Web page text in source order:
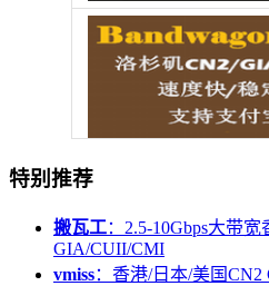
特别推荐
搬瓦工：2.5-10Gbps大带
GIA/CUII/CMI
vmiss：香港/日本/美国